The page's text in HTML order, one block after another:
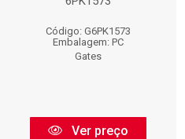
Código: G6PK1573
Embalagem: PC
Gates
Ver preço